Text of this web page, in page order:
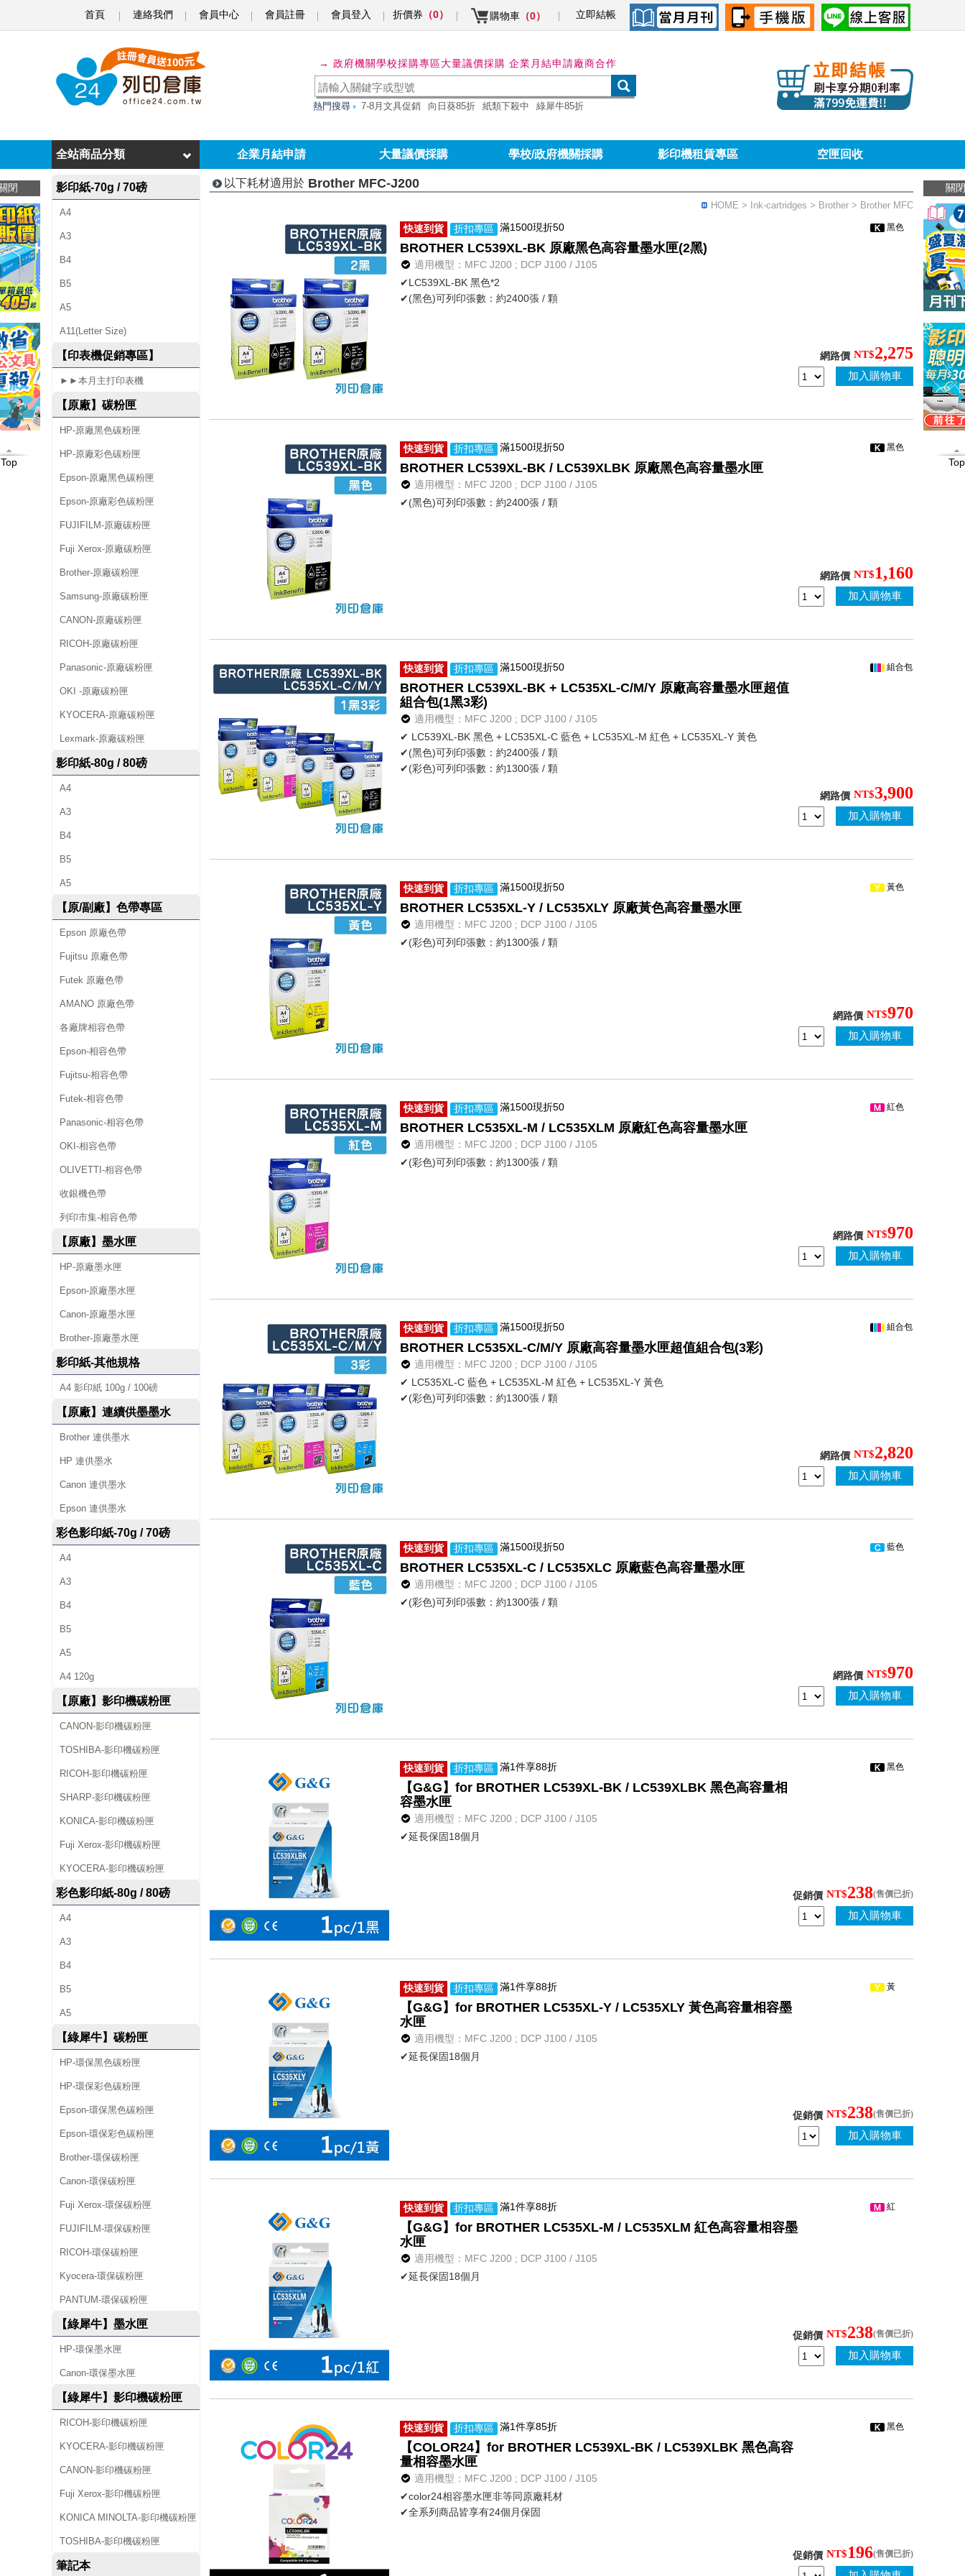
首頁 連絡我們 會員中心 會員註冊 會員登入 折價券 （0） 購物車 （0） 立即結帳
關閉
Top
閉
Top
o
h
e
r
M
F
0
0
→ 政府機關學校採購專區大量議價採購 企業月結申請廠商合作
熱門搜尋 7-8月文具促銷 向日葵85折 紙類下殺中 綠犀牛85折
企業月結申請 大量議價採購 學校/政府機關採購 影印機租賃專區 空匣回收
全站商品分類
影印紙-70g / 70磅
A4
A3
B4
B5
A5
A11(Letter Size)
【印表機促銷專區】
►►本月主打印表機
【原廠】碳粉匣
HP-原廠黑色碳粉匣
HP-原廠彩色碳粉匣
Epson-原廠黑色碳粉匣
Epson-原廠彩色碳粉匣
FUJIFILM-原廠碳粉匣
Fuji Xerox-原廠碳粉匣
Brother-原廠碳粉匣
Samsung-原廠碳粉匣
CANON-原廠碳粉匣
RICOH-原廠碳粉匣
Panasonic-原廠碳粉匣
OKI -原廠碳粉匣
KYOCERA-原廠碳粉匣
Lexmark-原廠碳粉匣
影印紙-80g / 80磅
A4
A3
B4
B5
A5
【原/副廠】色帶專區
Epson 原廠色帶
Fujitsu 原廠色帶
Futek 原廠色帶
AMANO 原廠色帶
各廠牌相容色帶
Epson-相容色帶
Fujitsu-相容色帶
Futek-相容色帶
Panasonic-相容色帶
OKI-相容色帶
OLIVETTI-相容色帶
收銀機色帶
列印市集-相容色帶
【原廠】墨水匣
HP-原廠墨水匣
Epson-原廠墨水匣
Canon-原廠墨水匣
Brother-原廠墨水匣
影印紙-其他規格
A4 影印紙 100g / 100磅
【原廠】連續供墨墨水
Brother 連供墨水
HP 連供墨水
Canon 連供墨水
Epson 連供墨水
彩色影印紙-70g / 70磅
A4
A3
B4
B5
A5
A4 120g
【原廠】影印機碳粉匣
CANON-影印機碳粉匣
TOSHIBA-影印機碳粉匣
RICOH-影印機碳粉匣
SHARP-影印機碳粉匣
KONICA-影印機碳粉匣
Fuji Xerox-影印機碳粉匣
KYOCERA-影印機碳粉匣
彩色影印紙-80g / 80磅
A4
A3
B4
B5
A5
【綠犀牛】碳粉匣
HP-環保黑色碳粉匣
HP-環保彩色碳粉匣
Epson-環保黑色碳粉匣
Epson-環保彩色碳粉匣
Brother-環保碳粉匣
Canon-環保碳粉匣
Fuji Xerox-環保碳粉匣
FUJIFILM-環保碳粉匣
RICOH-環保碳粉匣
Kyocera-環保碳粉匣
PANTUM-環保碳粉匣
【綠犀牛】墨水匣
HP-環保墨水匣
Canon-環保墨水匣
【綠犀牛】影印機碳粉匣
RICOH-影印機碳粉匣
KYOCERA-影印機碳粉匣
CANON-影印機碳粉匣
Fuji Xerox-影印機碳粉匣
KONICA MINOLTA-影印機碳粉匣
TOSHIBA-影印機碳粉匣
筆記本
以下耗材適用於 Brother MFC-J200
HOME > Ink-cartridges > Brother > Brother MFC
快速到貨 折扣專區 滿1500現折50
BROTHER LC539XL-BK 原廠黑色高容量墨水匣(2黑)
適用機型：MFC J200 ; DCP J100 / J105
✔LC539XL-BK 黑色*2
✔(黑色)可列印張數：約2400張 / 顆
黑色
網路價 NT$2,275
加入購物車
快速到貨 折扣專區 滿1500現折50
BROTHER LC539XL-BK / LC539XLBK 原廠黑色高容量墨水匣
適用機型：MFC J200 ; DCP J100 / J105
✔(黑色)可列印張數：約2400張 / 顆
黑色
網路價 NT$1,160
加入購物車
快速到貨 折扣專區 滿1500現折50
BROTHER LC539XL-BK + LC535XL-C/M/Y 原廠高容量墨水匣超值
組合包(1黑3彩)
適用機型：MFC J200 ; DCP J100 / J105
✔ LC539XL-BK 黑色 + LC535XL-C 藍色 + LC535XL-M 紅色 + LC535XL-Y 黃色
✔(黑色)可列印張數：約2400張 / 顆
✔(彩色)可列印張數：約1300張 / 顆
組合包
網路價 NT$3,900
加入購物車
快速到貨 折扣專區 滿1500現折50
BROTHER LC535XL-Y / LC535XLY 原廠黃色高容量墨水匣
適用機型：MFC J200 ; DCP J100 / J105
✔(彩色)可列印張數：約1300張 / 顆
黃色
網路價 NT$970
加入購物車
快速到貨 折扣專區 滿1500現折50
BROTHER LC535XL-M / LC535XLM 原廠紅色高容量墨水匣
適用機型：MFC J200 ; DCP J100 / J105
✔(彩色)可列印張數：約1300張 / 顆
紅色
網路價 NT$970
加入購物車
快速到貨 折扣專區 滿1500現折50
BROTHER LC535XL-C/M/Y 原廠高容量墨水匣超值組合包(3彩)
適用機型：MFC J200 ; DCP J100 / J105
✔ LC535XL-C 藍色 + LC535XL-M 紅色 + LC535XL-Y 黃色
✔(彩色)可列印張數：約1300張 / 顆
組合包
網路價 NT$2,820
加入購物車
快速到貨 折扣專區 滿1500現折50
BROTHER LC535XL-C / LC535XLC 原廠藍色高容量墨水匣
適用機型：MFC J200 ; DCP J100 / J105
✔(彩色)可列印張數：約1300張 / 顆
藍色
網路價 NT$970
加入購物車
快速到貨 折扣專區 滿1件享88折
【G&G】for BROTHER LC539XL-BK / LC539XLBK 黑色高容量相
容墨水匣
適用機型：MFC J200 ; DCP J100 / J105
✔延長保固18個月
黑色
促銷價 NT$238(售價已折)
加入購物車
快速到貨 折扣專區 滿1件享88折
【G&G】for BROTHER LC535XL-Y / LC535XLY 黃色高容量相容墨
水匣
適用機型：MFC J200 ; DCP J100 / J105
✔延長保固18個月
黃
促銷價 NT$238(售價已折)
加入購物車
快速到貨 折扣專區 滿1件享88折
【G&G】for BROTHER LC535XL-M / LC535XLM 紅色高容量相容墨
水匣
適用機型：MFC J200 ; DCP J100 / J105
✔延長保固18個月
紅
促銷價 NT$238(售價已折)
加入購物車
快速到貨 折扣專區 滿1件享85折
【COLOR24】for BROTHER LC539XL-BK / LC539XLBK 黑色高容
量相容墨水匣
適用機型：MFC J200 ; DCP J100 / J105
✔color24相容墨水匣非等同原廠耗材
✔全系列商品皆享有24個月保固
黑色
促銷價 NT$196(售價已折)